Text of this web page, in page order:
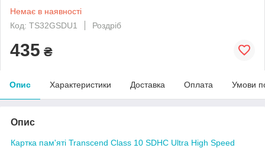
Немає в наявності
Код: TS32GSDU1
Роздріб
435 ₴
Опис Характеристики Доставка Оплата Умови
Опис
Картка пам'яті Transcend Class 10 SDHC Ultra High Speed